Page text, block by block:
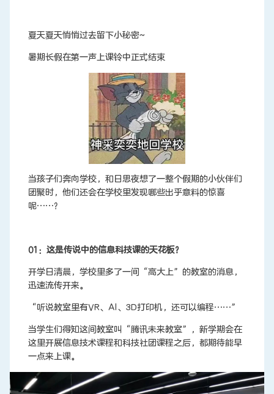
联系我们
夏天夏天悄悄过去留下小秘密~
暑期长假在第一声上课铃中正式结束
当孩子们奔向学校，和日思夜想了一整个假期的小伙伴们
团聚时，他们还会在学校里发现哪些出乎意料的惊喜
呢……？
01：这是传说中的信息科技课的天花板？
开学日清晨，学校里多了一间“高大上”的教室的消息，
迅速流传开来。
“听说教室里有VR、AI、3D打印机，还可以编程……”
当学生们得知这间教室叫“腾讯未来教室”，新学期会在
这里开展信息技术课程和科技社团课程之后，都期待能早
一点来上课。